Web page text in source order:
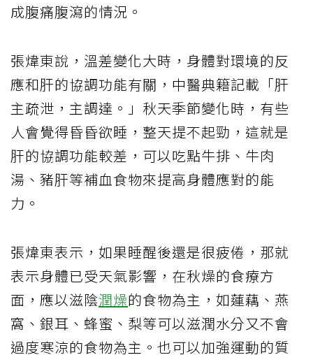
成腹痛腹瀉的情況。
張煒東說，溫差變化大時，身體對環境的反
應和肝的協調功能有關，中醫典籍記載「肝
主疏泄，主調達。」秋天季節變化時，有些
人會覺得昏昏欲睡，整天提不起勁，這就是
肝的協調功能較差，可以吃點牛排、牛肉
湯、豬肝等補血食物來提高身體應對的能
力。
張煒東表示，如果睡醒後還是很疲倦，那就
表示身體已受天氣影響，在秋燥的食療方
面，應以滋陰潤燥的食物為主，如蓮藕、燕
窩、銀耳、蜂蜜、梨等可以滋潤水分又不會
過度寒涼的食物為主。也可以加強運動的質